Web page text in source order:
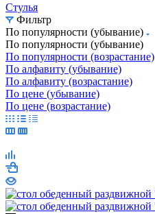
Стулья
Фильтр
По популярности (убывание)
По популярности (убывание)
По популярности (возрастание)
По алфавиту (убывание)
По алфавиту (возрастание)
По цене (убывание)
По цене (возрастание)